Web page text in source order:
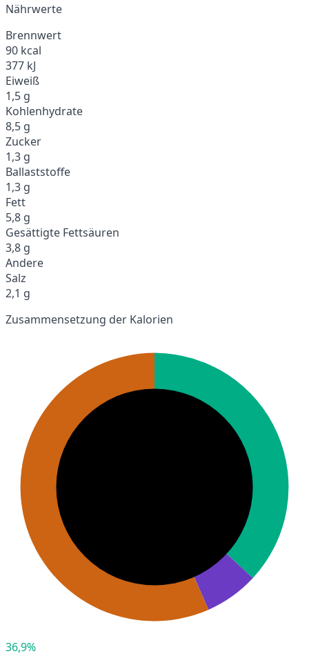
Nährwerte
Brennwert
90 kcal
377 kJ
Eiweiß
1,5 g
Kohlenhydrate
8,5 g
Zucker
1,3 g
Ballaststoffe
1,3 g
Fett
5,8 g
Gesättigte Fettsäuren
3,8 g
Andere
Salz
2,1 g
Zusammensetzung der Kalorien
36,9%